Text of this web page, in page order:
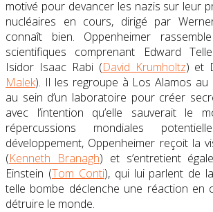
motivé pour devancer les nazis sur leur
nucléaires en cours, dirigé par
connaît bien. Oppenheimer
scientifiques comprenant Edward
Isidor Isaac Rabi (David Krumholtz) et
Malek). Il les regroupe à Los Alamos au
au sein d’un laboratoire pour créer
avec l’intention qu’elle sauverait le
répercussions mondiales
développement, Oppenheimer reçoit la
(Kenneth Branagh) et s’entretient
Einstein (Tom Conti), qui lui parlent de
telle bombe déclenche une réaction en
détruire le monde.